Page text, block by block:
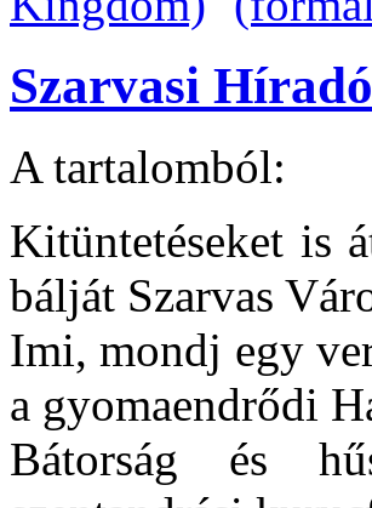
Szarvasi
A tartalomból:
Kitüntetéseket is
bálját Szarvas
Imi, mondj egy
a gyomaendrődi
Bátorság és